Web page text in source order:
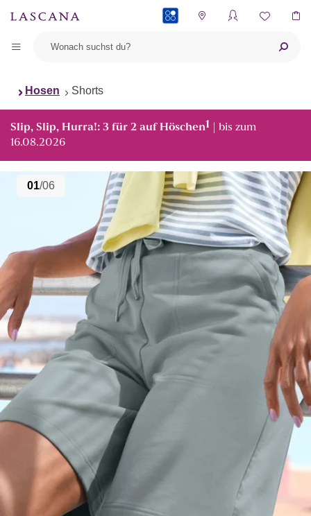
Hosen Shorts
Slip, Slip, Hurra!: 3 für 2 auf Höschen1 | bis zum
16.08.2026
01/06